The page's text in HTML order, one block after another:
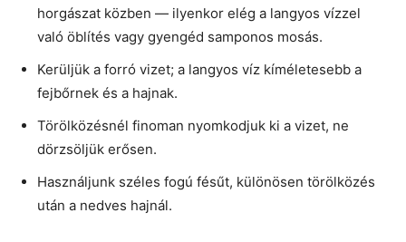
horgászat közben — ilyenkor elég a langyos vízzel
való öblítés vagy gyengéd samponos mosás.
Kerüljük a forró vizet; a langyos víz kíméletesebb a
fejbőrnek és a hajnak.
Törölközésnél finoman nyomkodjuk ki a vizet, ne
dörzsöljük erősen.
Használjunk széles fogú fésűt, különösen törölközés
után a nedves hajnál.